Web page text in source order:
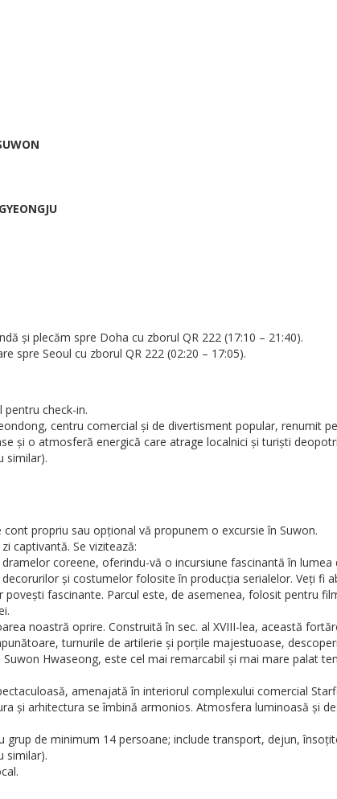
și plecăm spre Doha cu zborul QR 222 (17:10 – 21:40).
spre Seoul cu zborul QR 222 (02:20 – 17:05).
check-in.
centru comercial și de divertisment popular, renumit
și o atmosferă energică care atrage localnici și turiști
similar).
propriu sau opțional vă propunem o excursie în Suwon.
captivantă. Se vizitează:
coreene, oferindu-vă o incursiune fascinantă în
și costumelor folosite în producția serialelor. Veți fi
fascinante. Parcul este, de asemenea, folosit pentru
noastră oprire. Construită în sec. al XVIII-lea, această
turnurile de artilerie și porțile majestuoase,
Hwaseong, este cel mai remarcabil și mai mare palat
amenajată în interiorul complexului comercial
și arhitectura se îmbină armonios. Atmosfera luminoasă și
grup de minimum 14 persoane; include transport, dejun,
similar).